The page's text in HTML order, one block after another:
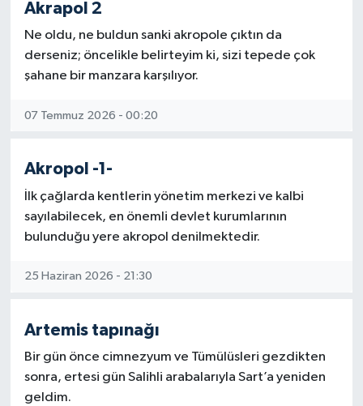
Akrapol 2
Ne oldu, ne buldun sanki akropole çıktın da
derseniz; öncelikle belirteyim ki, sizi tepede çok
şahane bir manzara karşılıyor.
07 Temmuz 2026 - 00:20
Akropol -1-
İlk çağlarda kentlerin yönetim merkezi ve kalbi
sayılabilecek, en önemli devlet kurumlarının
bulunduğu yere akropol denilmektedir.
25 Haziran 2026 - 21:30
Artemis tapınağı
Bir gün önce cimnezyum ve Tümülüsleri gezdikten
sonra, ertesi gün Salihli arabalarıyla Sart’a yeniden
geldim.